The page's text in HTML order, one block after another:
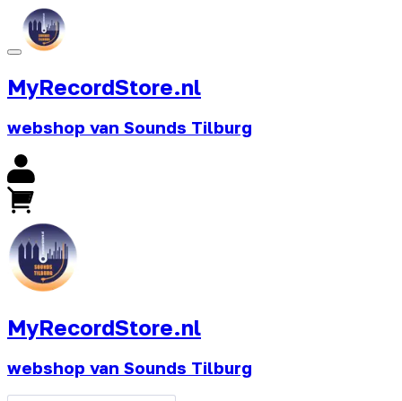
MyRecordStore.nl
webshop van Sounds Tilburg
MyRecordStore.nl
webshop van Sounds Tilburg